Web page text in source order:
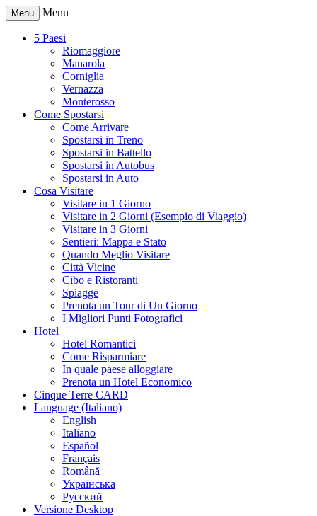
Menu Menu
5 Paesi
Riomaggiore
Manarola
Corniglia
Vernazza
Monterosso
Come Spostarsi
Come Arrivare
Spostarsi in Treno
Spostarsi in Battello
Spostarsi in Autobus
Spostarsi in Auto
Cosa Visitare
Visitare in 1 Giorno
Visitare in 2 Giorni (Esempio di Viaggio)
Visitare in 3 Giorni
Sentieri: Mappa e Stato
Quando Meglio Visitare
Città Vicine
Cibo e Ristoranti
Spiagge
Prenota un Tour di Un Giorno
I Migliori Punti Fotografici
Hotel
Hotel Romantici
Come Risparmiare
In quale paese alloggiare
Prenota un Hotel Economico
Cinque Terre CARD
Language (Italiano)
English
Italiano
Español
Français
Română
Українська
Русский
Versione Desktop